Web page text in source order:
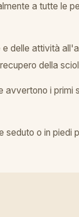
a tutte le
delle attività
della
avvertono i
seduto o in